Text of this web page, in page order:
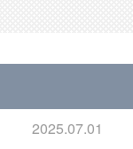
2025.07.01